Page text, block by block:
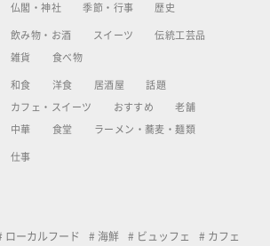
仏閣・神社 季節・行事 歴史
飲み物・お酒 スイーツ 伝統工芸品
雑貨 食べ物
和食 洋食 居酒屋 話題
カフェ・スイーツ おすすめ 老舗
中華 食堂 ラーメン・蕎麦・麺類
仕事
ローカルフード 海鮮 ビュッフェ カフェ